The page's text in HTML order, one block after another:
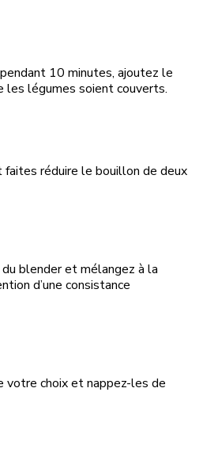
10 minutes, ajoutez le
les légumes soient couverts.
faites réduire le bouillon de deux
blender et mélangez à la
d’une consistance
votre choix et nappez-les de